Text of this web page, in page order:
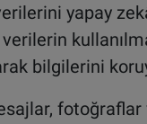
yapay
bilgilerini